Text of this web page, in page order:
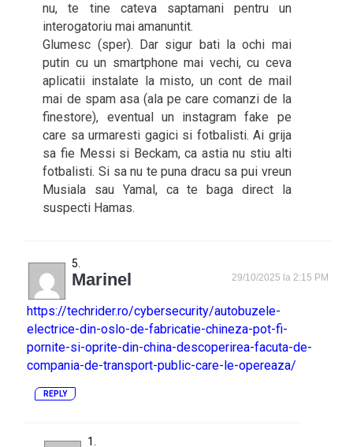
nu, te tine cateva saptamani pentru un
interogatoriu mai amanuntit.
Glumesc (sper). Dar sigur bati la ochi mai
putin cu un smartphone mai vechi, cu ceva
aplicatii instalate la misto, un cont de mail
mai de spam asa (ala pe care comanzi de la
finestore), eventual un instagram fake pe
care sa urmaresti gagici si fotbalisti. Ai grija
sa fie Messi si Beckam, ca astia nu stiu alti
fotbalisti. Si sa nu te puna dracu sa pui vreun
Musiala sau Yamal, ca te baga direct la
suspecti Hamas.
Marinel 29/10/2025 la 2:15 PM
https://techrider.ro/cybersecurity/autobuzele-
electrice-din-oslo-de-fabricatie-chineza-pot-fi-
pornite-si-oprite-din-china-descoperirea-facuta-de-
compania-de-transport-public-care-le-opereaza/
REPLY